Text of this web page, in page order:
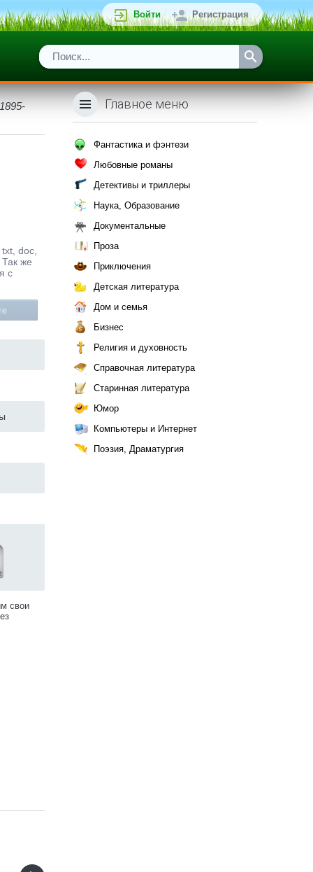
Войти Регистрация
doc,
Так же
с
свои
Главное меню
Фантастика и фэнтези
Любовные романы
Детективы и триллеры
Наука, Образование
Документальные
Проза
Приключения
Детская литература
Дом и семья
Бизнес
Религия и духовность
Справочная литература
Старинная литература
Юмор
Компьютеры и Интернет
Поэзия, Драматургия